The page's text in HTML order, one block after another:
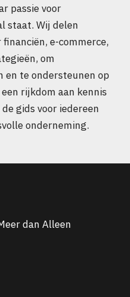
passie voor
staat. Wij delen
e-commerce,
om
en te ondersteunen op
rijkdom aan kennis
gids voor iedereen
onderneming.
dan Alleen